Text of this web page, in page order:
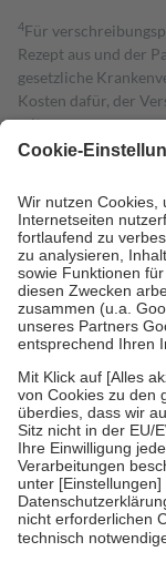
4Für
Rezept aus und der
gesetzliche
Kosten dafür, der
mit.
Grundsätzlich leisten
höchstens zehn Euro.
Kosten der Leistung
Diese Regeln gelten
Bei Heilmitteln und
Zuzahlung zehn
Verordnung.
Um das Engagement
stärken und die
fallenkeine
• Kindern und
mit Ausnahme der
• Untersuchungen
GKV getragen
• empfohlenen
• Harn- und